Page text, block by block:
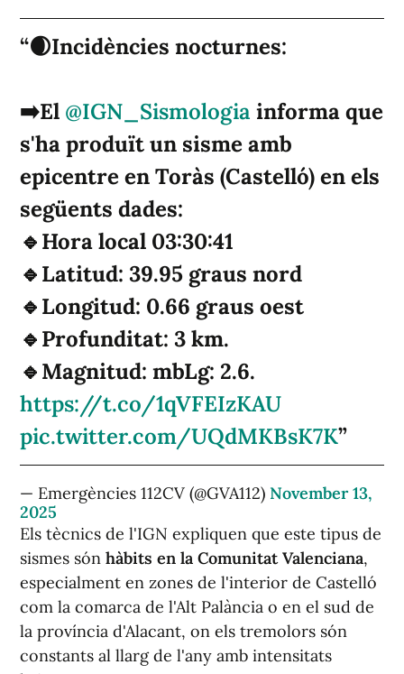
🌒Incidències nocturnes:
➡️El @IGN_Sismologia informa que
s'ha produït un sisme amb
epicentre en Toràs (Castelló) en els
següents dades:
🔹Hora local 03:30:41
🔹Latitud: 39.95 graus nord
🔹Longitud: 0.66 graus oest
🔹Profunditat: 3 km.
🔹Magnitud: mbLg: 2.6.
https://t.co/1qVFEIzKAU
pic.twitter.com/UQdMKBsK7K
— Emergències 112CV (@GVA112) November 13,
2025
Els tècnics de l'IGN expliquen que este tipus de
sismes són hàbits en la Comunitat Valenciana,
especialment en zones de l'interior de Castelló
com la comarca de l'Alt Palància o en el sud de
la província d'Alacant, on els tremolors són
constants al llarg de l'any amb intensitats